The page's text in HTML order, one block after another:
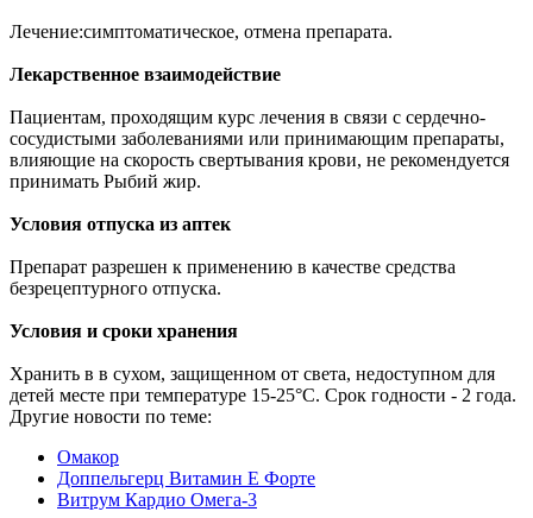
Лечение:симптоматическое, отмена препарата.
Лекарственное взаимодействие
Пациентам, проходящим курс лечения в связи с сердечно-
сосудистыми заболеваниями или принимающим препараты,
влияющие на скорость свертывания крови, не рекомендуется
принимать Рыбий жир.
Условия отпуска из аптек
Препарат разрешен к применению в качестве средства
безрецептурного отпуска.
Условия и сроки хранения
Хранить в в сухом, защищенном от света, недоступном для
детей месте при температуре 15-25°С. Срок годности - 2 года.
Другие новости по теме:
Омакор
Доппельгерц Витамин Е Форте
Витрум Кардио Омега-3